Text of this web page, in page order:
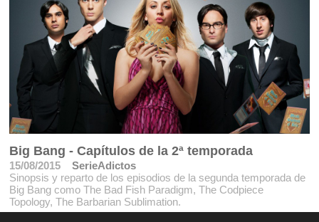
Big Bang - Capítulos de la 2ª temporada
15/08/2015
SerieAdictos
Sinopsis y reparto de los episodios de la segunda temporada de
Big Bang como The Bad Fish Paradigm, The Codpiece
Topology, The Barbarian Sublimation.